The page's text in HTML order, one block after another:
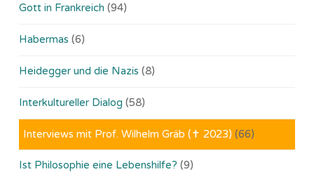
Gott in Frankreich (94)
Habermas (6)
Heidegger und die Nazis (8)
Interkultureller Dialog (58)
Interviews mit Prof. Wilhelm Gräb (✝ 2023) (66)
Ist Philosophie eine Lebenshilfe? (9)